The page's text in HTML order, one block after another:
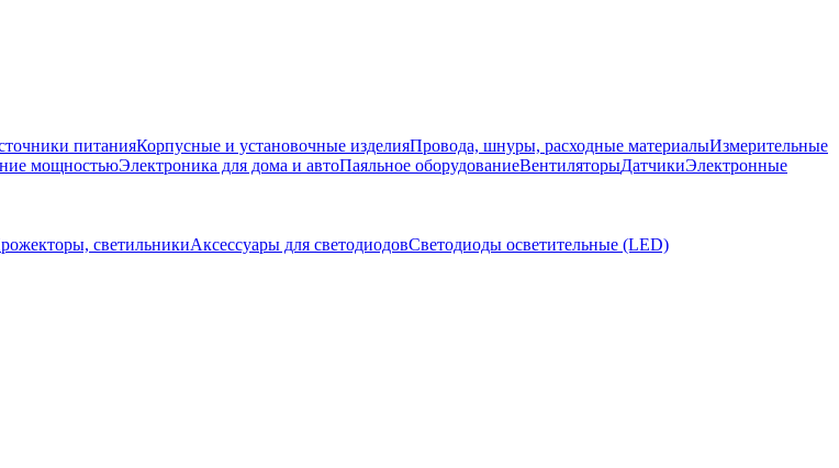
питанияКорпусные и установочные изделияПровода, шнуры, расходные материалыИзмерительные
мощностьюЭлектроника для дома и автоПаяльное оборудованиеВентиляторыДатчикиЭлектронные
светильникиАксессуары для светодиодовСветодиоды осветительные (LED)